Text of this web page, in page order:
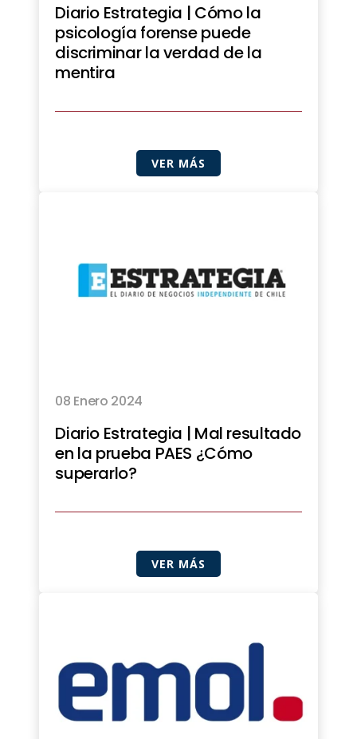
Diario Estrategia | Cómo la
psicología forense puede
discriminar la verdad de la
mentira
VER MÁS
08 Enero 2024
Diario Estrategia | Mal resultado
en la prueba PAES ¿Cómo
superarlo?
VER MÁS